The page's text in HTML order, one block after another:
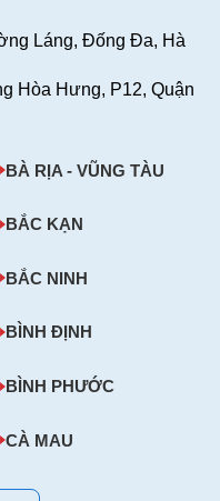
Láng, Đống Đa, Hà
Hòa Hưng, P12, Quận
BÀ RỊA - VŨNG TÀU
BẮC KẠN
BẮC NINH
BÌNH ĐỊNH
BÌNH PHƯỚC
CÀ MAU